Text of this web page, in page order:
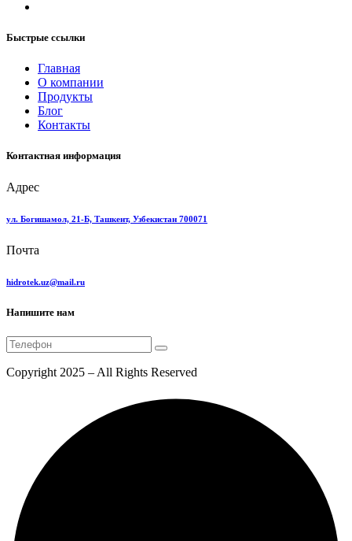
Быстрые ссылки
Главная
О компании
Продукты
Блог
Контакты
Контактная информация
Адрес
ул. Богишамол, 21-Б, Ташкент, Узбекистан 700071
Почта
hidrotek.uz@mail.ru
Напишите нам
Copyright 2025 – All Rights Reserved